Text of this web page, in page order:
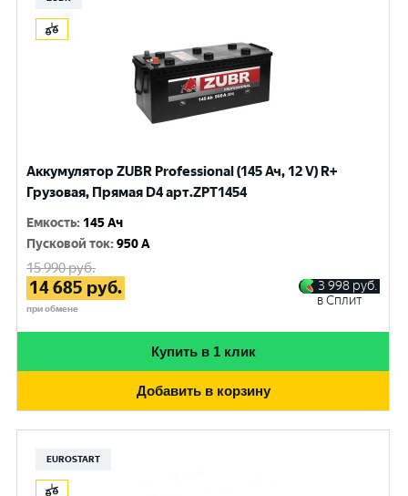
Аккумулятор ZUBR Professional (145 Ач, 12 V) R+
Грузовая, Прямая D4 арт.ZPT1454
Емкость: 145 Ач
Пусковой ток:950 A
15 990руб.
14 685 руб.
при обмене
3 998 руб.
в Сплит
Купить в 1 клик
Добавить в корзину
EUROSTART